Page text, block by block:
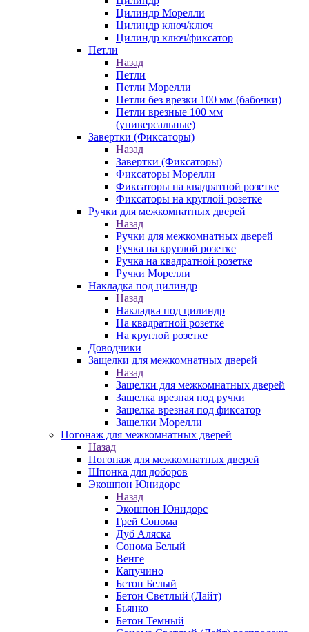
Цилиндр Морелли
Цилиндр ключ/ключ
Цилиндр ключ/фиксатор
Петли
Назад
Петли
Петли Морелли
Петли без врезки 100 мм (бабочки)
Петли врезные 100 мм
(универсальные)
Завертки (Фиксаторы)
Назад
Завертки (Фиксаторы)
Фиксаторы Морелли
Фиксаторы на квадратной розетке
Фиксаторы на круглой розетке
Ручки для межкомнатных дверей
Назад
Ручки для межкомнатных дверей
Ручка на круглой розетке
Ручка на квадратной розетке
Ручки Морелли
Накладка под цилиндр
Назад
Накладка под цилиндр
На квадратной розетке
На круглой розетке
Доводчики
Защелки для межкомнатных дверей
Назад
Защелки для межкомнатных дверей
Защелка врезная под ручки
Защелка врезная под фиксатор
Защелки Морелли
Погонаж для межкомнатных дверей
Назад
Погонаж для межкомнатных дверей
Шпонка для доборов
Экошпон Юнидорс
Назад
Экошпон Юнидорс
Грей Сонома
Дуб Аляска
Сонома Белый
Венге
Капучино
Бетон Белый
Бетон Светлый (Лайт)
Бьянко
Бетон Темный